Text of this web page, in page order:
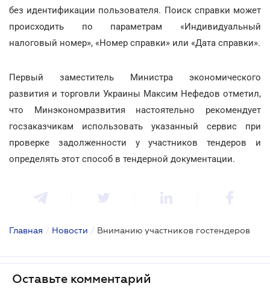
без идентификации пользователя. Поиск справки может
происходить по параметрам «Индивидуальный
налоговый номер», «Номер справки» или «Дата справки».
Первый заместитель Министра экономического
развития и торговли Украины Максим Нефедов отметил,
что Минэкономразвития настоятельно рекомендует
госзаказчикам использовать указанный сервис при
проверке задолженности у участников тендеров и
определять этот способ в тендерной документации.
Главная / Новости / Вниманию участников гостендеров
Оставьте комментарий